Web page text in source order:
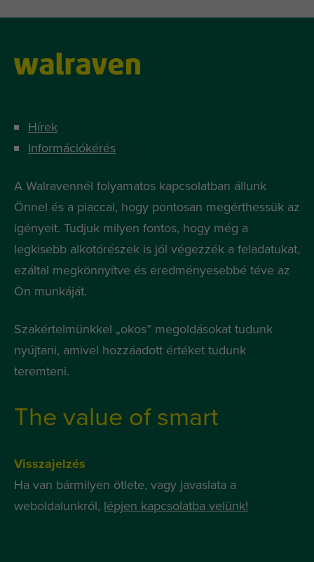
Hírek
Információkérés
A Walravennél folyamatos kapcsolatban állunk
Önnel és a piaccal, hogy pontosan megérthessük az
igényeit. Tudjuk milyen fontos, hogy még a
legkisebb alkotórészek is jól végezzék a feladatukat,
ezáltal megkönnyítve és eredményesebbé téve az
Ön munkáját.
Szakértelmünkkel „okos” megoldásokat tudunk
nyújtani, amivel hozzáadott értéket tudunk
teremteni.
The value of smart
Visszajelzés
Ha van bármilyen ötlete, vagy javaslata a
weboldalunkról, lépjen kapcsolatba velünk!